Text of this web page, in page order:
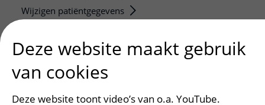
Wijzigen patiëntgegevens
Bezoektijden
Onderwijs en onderzoek
Onze opleidingen
Deze website maakt gebruik
van cookies
Deze website toont video’s van o.a. YouTube.